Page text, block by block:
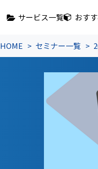
サービス一覧 おす
HOME セミナー一覧